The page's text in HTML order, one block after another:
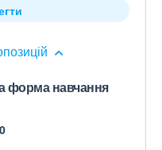
форма навчання
0